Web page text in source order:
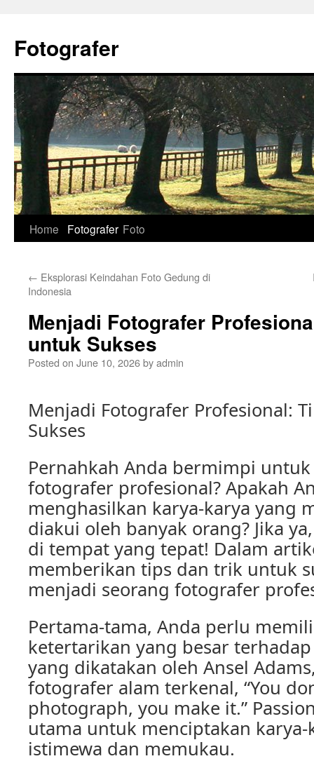
content
Fotografer
Home Fotografer Foto
← Eksplorasi Keindahan Foto Gedung di
Indonesia
Menjadi Fotografer
untuk Sukses
Posted on June 10, 2026byadmin
Menjadi Fotografer Profesional:
Sukses
Pernahkah Anda bermimpi
fotografer profesional? Apakah
menghasilkan karya-karya yang
diakui oleh banyak orang? Jika
di tempat yang tepat! Dalam
memberikan tips dan trik untuk
menjadi seorang fotografer
Pertama-tama, Anda perlu
ketertarikan yang besar
yang dikatakan oleh Ansel
fotografer alam terkenal, “You
photograph, you make it.”
utama untuk menciptakan karya-
istimewa dan memukau.